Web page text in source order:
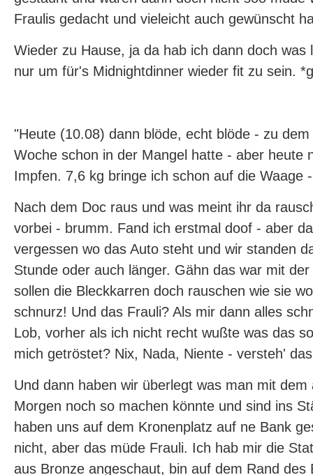
Fraulis gedacht und vieleicht auch gewünscht
Wieder zu Hause, ja da hab ich dann doch was
nur um für's Midnightdinner wieder fit zu sein.
"Heute (10.08) dann blöde, echt blöde - zu
Woche schon in der Mangel hatte - aber heute
Impfen. 7,6 kg bringe ich schon auf die Waage
Nach dem Doc raus und was meint ihr da
vorbei - brumm. Fand ich erstmal doof - aber
vergessen wo das Auto steht und wir standen
Stunde oder auch länger. Gähn das war mit
sollen die Bleckkarren doch rauschen wie sie
schnurz! Und das Frauli? Als mir dann alles
Lob, vorher als ich nicht recht wußte was das
mich getröstet? Nix, Nada, Niente - versteh'
Und dann haben wir überlegt was man mit dem
Morgen noch so machen könnte und sind ins
haben uns auf dem Kronenplatz auf ne Bank
nicht, aber das müde Frauli. Ich hab mir die
aus Bronze angeschaut, bin auf dem Rand des